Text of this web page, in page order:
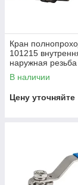
Кран
101215
наружная
В наличии
Цену уточняйте